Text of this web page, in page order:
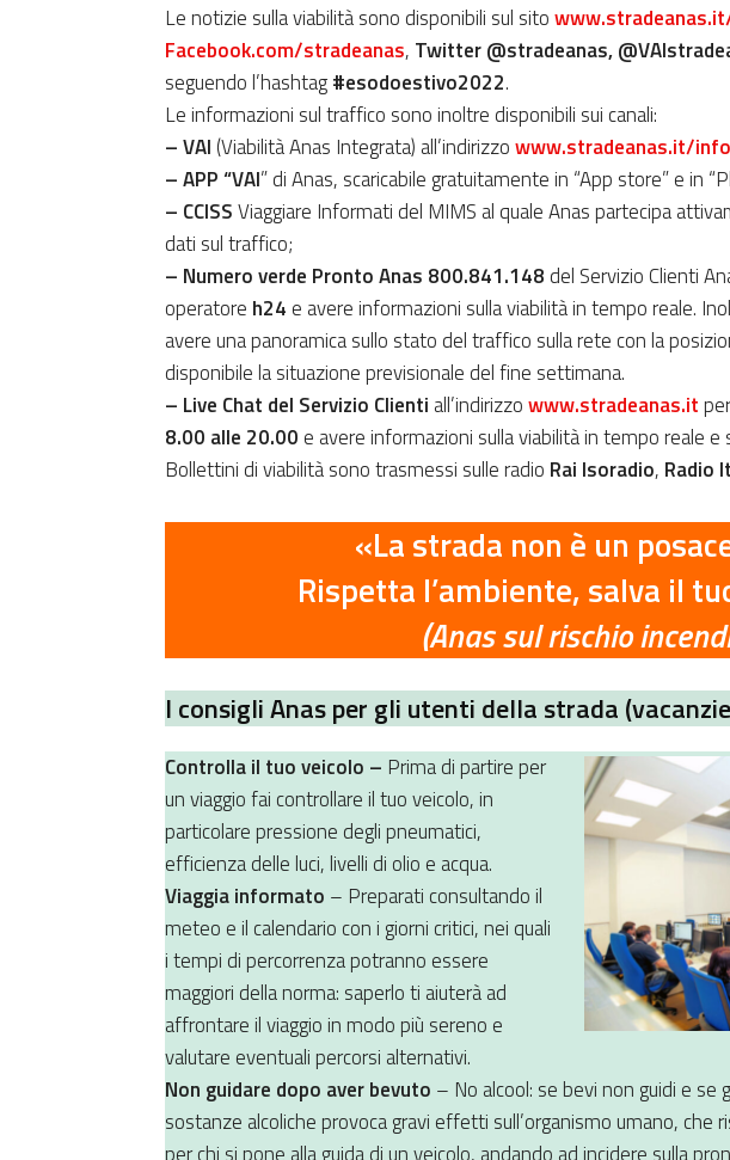
Le notizie sulla viabilità sono disponibili sul sito
Facebook.com/stradeanas, Twitter @stradeanas,
seguendo l’hashtag#esodoestivo2022.
Le informazioni sul traffico sono inoltre disponibili sui canali:
– VAI (Viabilità Anas Integrata) all’indirizzowww.stradeanas.it/
– APP “VAI” di Anas, scaricabile gratuitamente in “App store” e in
– CCISSViaggiare Informati del MIMS al quale Anas partecipa
dati sul traffico;
– Numero verde Pronto Anas 800.841.148 del Servizio Clienti
operatore h24 e avere informazioni sulla viabilità in tempo reale.
avere una panoramica sullo stato del traffico sulla rete con la
disponibile la situazione previsionale del fine settimana.
– Live Chat del Servizio Clienti all’indirizzowww.stradeanas.it
8.00 alle 20.00 e avere informazioni sulla viabilità in tempo reale e
Bollettini di viabilità sono trasmessi sulle radio Rai Isoradio, Radio
«La strada non è un
Rispetta l’ambiente, salva il
(Anas sul rischio
I consigli Anas per gli utenti della strada
Controlla il tuo veicolo – Prima di partire per
un viaggio fai controllare il tuo veicolo, in
particolare pressione degli pneumatici,
efficienza delle luci, livelli di olio e acqua.
Viaggia informato – Preparati consultando il
meteo e il calendario con i giorni critici, nei quali
i tempi di percorrenza potranno essere
maggiori della norma: saperlo ti aiuterà ad
affrontare il viaggio in modo più sereno e
valutare eventuali percorsi alternativi.
Non guidare dopo aver bevuto – No alcool: se bevi non guidi e se
sostanze alcoliche provoca gravi effetti sull’organismo umano, che
per chi si pone alla guida di un veicolo, andando ad incidere sulla